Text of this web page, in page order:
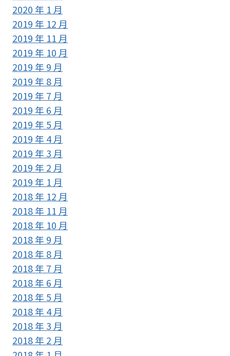
2020 年 1 月
2019 年 12 月
2019 年 11 月
2019 年 10 月
2019 年 9 月
2019 年 8 月
2019 年 7 月
2019 年 6 月
2019 年 5 月
2019 年 4 月
2019 年 3 月
2019 年 2 月
2019 年 1 月
2018 年 12 月
2018 年 11 月
2018 年 10 月
2018 年 9 月
2018 年 8 月
2018 年 7 月
2018 年 6 月
2018 年 5 月
2018 年 4 月
2018 年 3 月
2018 年 2 月